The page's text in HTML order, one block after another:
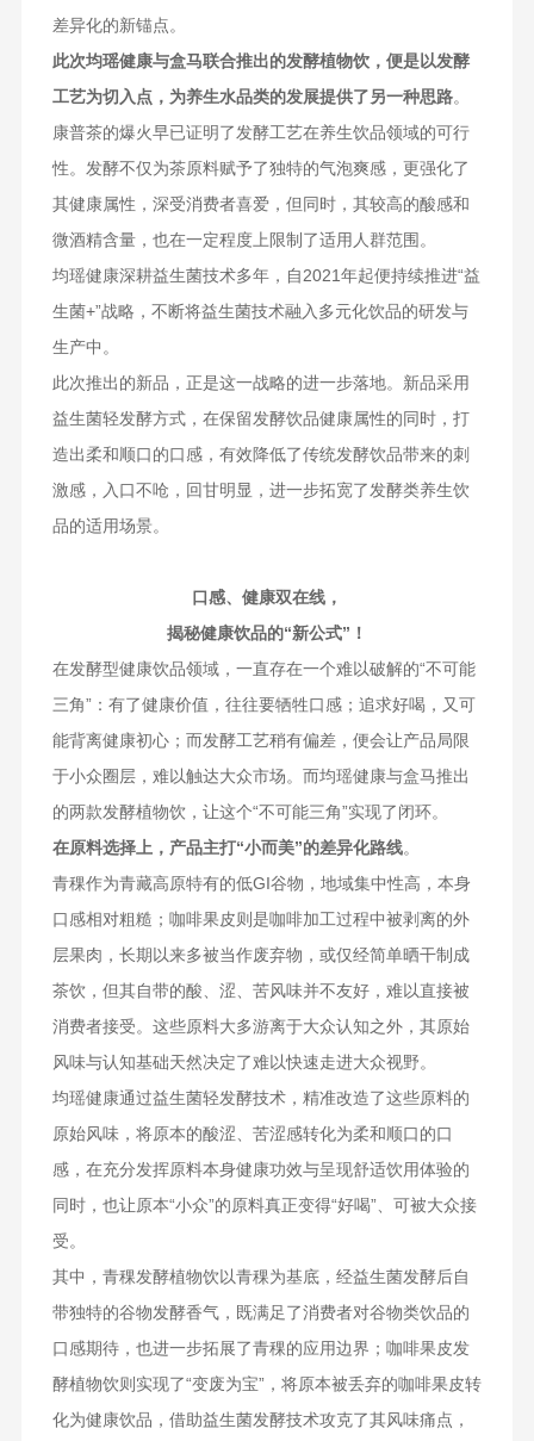
差异化的新锚点。
此次均瑶健康与盒马联合推出的发酵植物饮，便是以发酵
工艺为切入点，为养生水品类的发展提供了另一种思路。
康普茶的爆火早已证明了发酵工艺在养生饮品领域的可行
性。发酵不仅为茶原料赋予了独特的气泡爽感，更强化了
其健康属性，深受消费者喜爱，但同时，其较高的酸感和
微酒精含量，也在一定程度上限制了适用人群范围。
均瑶健康深耕益生菌技术多年，自2021年起便持续推进“益
生菌+”战略，不断将益生菌技术融入多元化饮品的研发与
生产中。
此次推出的新品，正是这一战略的进一步落地。新品采用
益生菌轻发酵方式，在保留发酵饮品健康属性的同时，打
造出柔和顺口的口感，有效降低了传统发酵饮品带来的刺
激感，入口不呛，回甘明显，进一步拓宽了发酵类养生饮
品的适用场景。
口感、健康双在线，
揭秘健康饮品的“新公式”！
在发酵型健康饮品领域，一直存在一个难以破解的“不可能
三角”：有了健康价值，往往要牺牲口感；追求好喝，又可
能背离健康初心；而发酵工艺稍有偏差，便会让产品局限
于小众圈层，难以触达大众市场。而均瑶健康与盒马推出
的两款发酵植物饮，让这个“不可能三角”实现了闭环。
在原料选择上，产品主打“小而美”的差异化路线。
青稞作为青藏高原特有的低GI谷物，地域集中性高，本身
口感相对粗糙；咖啡果皮则是咖啡加工过程中被剥离的外
层果肉，长期以来多被当作废弃物，或仅经简单晒干制成
茶饮，但其自带的酸、涩、苦风味并不友好，难以直接被
消费者接受。这些原料大多游离于大众认知之外，其原始
风味与认知基础天然决定了难以快速走进大众视野。
均瑶健康通过益生菌轻发酵技术，精准改造了这些原料的
原始风味，将原本的酸涩、苦涩感转化为柔和顺口的口
感，在充分发挥原料本身健康功效与呈现舒适饮用体验的
同时，也让原本“小众”的原料真正变得“好喝”、可被大众接
受。
其中，青稞发酵植物饮以青稞为基底，经益生菌发酵后自
带独特的谷物发酵香气，既满足了消费者对谷物类饮品的
口感期待，也进一步拓展了青稞的应用边界；咖啡果皮发
酵植物饮则实现了“变废为宝”，将原本被丢弃的咖啡果皮转
化为健康饮品，借助益生菌发酵技术攻克了其风味痛点，